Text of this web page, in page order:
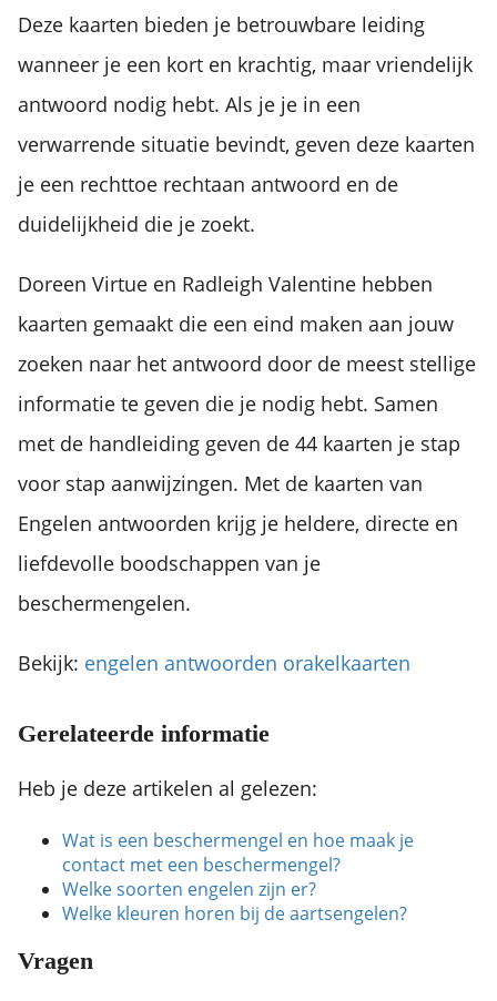
Deze kaarten bieden je betrouwbare leiding
wanneer je een kort en krachtig, maar vriendelijk
antwoord nodig hebt. Als je je in een
verwarrende situatie bevindt, geven deze kaarten
je een rechttoe rechtaan antwoord en de
duidelijkheid die je zoekt.
Doreen Virtue en Radleigh Valentine hebben
kaarten gemaakt die een eind maken aan jouw
zoeken naar het antwoord door de meest stellige
informatie te geven die je nodig hebt. Samen
met de handleiding geven de 44 kaarten je stap
voor stap aanwijzingen. Met de kaarten van
Engelen antwoorden krijg je heldere, directe en
liefdevolle boodschappen van je
beschermengelen.
Bekijk: engelen antwoorden orakelkaarten
Gerelateerde informatie
Heb je deze artikelen al gelezen:
Wat is een beschermengel en hoe maak je
contact met een beschermengel?
Welke soorten engelen zijn er?
Welke kleuren horen bij de aartsengelen?
Vragen